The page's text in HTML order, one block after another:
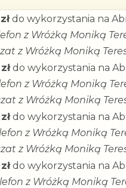
do wykorzystania na
z Wróżką Moniką
z Wróżką Moniką
do wykorzystania na
z Wróżką Moniką
z Wróżką Moniką
do wykorzystania na
z Wróżką Moniką
z Wróżką Moniką
do wykorzystania na
z Wróżką Moniką